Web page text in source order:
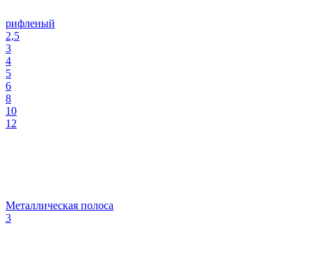
рифленый
2,5
3
4
5
6
8
10
12
Металлическая полоса
3